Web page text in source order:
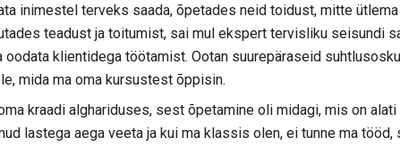
inimestel terveks saada, õpetades neid toidust, mitte ütlema
teadust ja toitumist, sai mul ekspert tervisliku seisundi
oodata klientidega töötamist. Ootan suurepäraseid
mida ma oma kursustest õppisin.
kraadi alghariduses, sest õpetamine oli midagi, mis on
lastega aega veeta ja kui ma klassis olen, ei tunne ma